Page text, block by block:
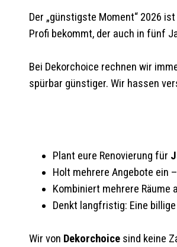
Der „günstigste Moment“ 2026 ist
Profi bekommt, der auch in fünf
Bei Dekorchoice rechnen wir
spürbar günstiger. Wir hassen
Plant eure Renovierung für
Holt mehrere Angebote ein
Kombiniert mehrere Räume
Denkt langfristig: Eine
Wir von Dekorchoicesind keine